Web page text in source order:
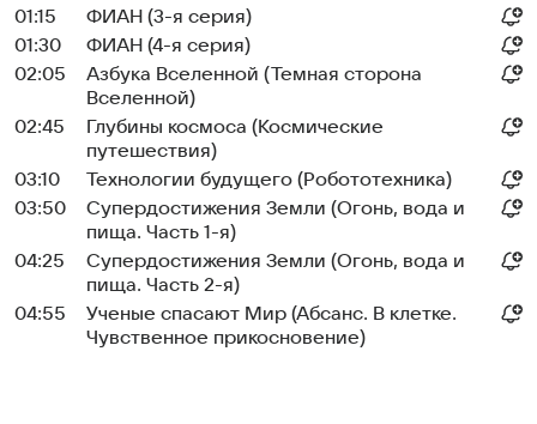
01:15
ФИАН (3-я серия)
01:30
ФИАН (4-я серия)
02:05
Азбука Вселенной (Темная сторона
Вселенной)
02:45
Глубины космоса (Космические
путешествия)
03:10
Технологии будущего (Робототехника)
03:50
Супердостижения Земли (Огонь, вода и
пища. Часть 1-я)
04:25
Супердостижения Земли (Огонь, вода и
пища. Часть 2-я)
04:55
Ученые спасают Мир (Абсанс. В клетке.
Чувственное прикосновение)